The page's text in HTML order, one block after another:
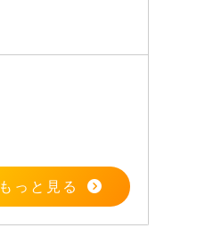
もっと見る